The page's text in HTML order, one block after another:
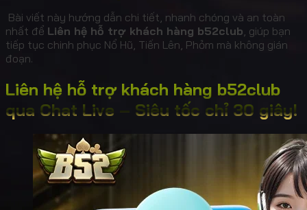
Bài viết này hướng dẫn chi tiết, nhanh chóng và an toàn
nhất để Liên hệ hỗ trợ khách hàng b52club, giúp bạn
tiếp tục chinh phục Nổ Hũ, Tiến Lên, Phỏm mà không gián
đoạn.
Liên hệ hỗ trợ khách hàng b52club
qua Chat Live – Siêu tốc chỉ 30 giây!